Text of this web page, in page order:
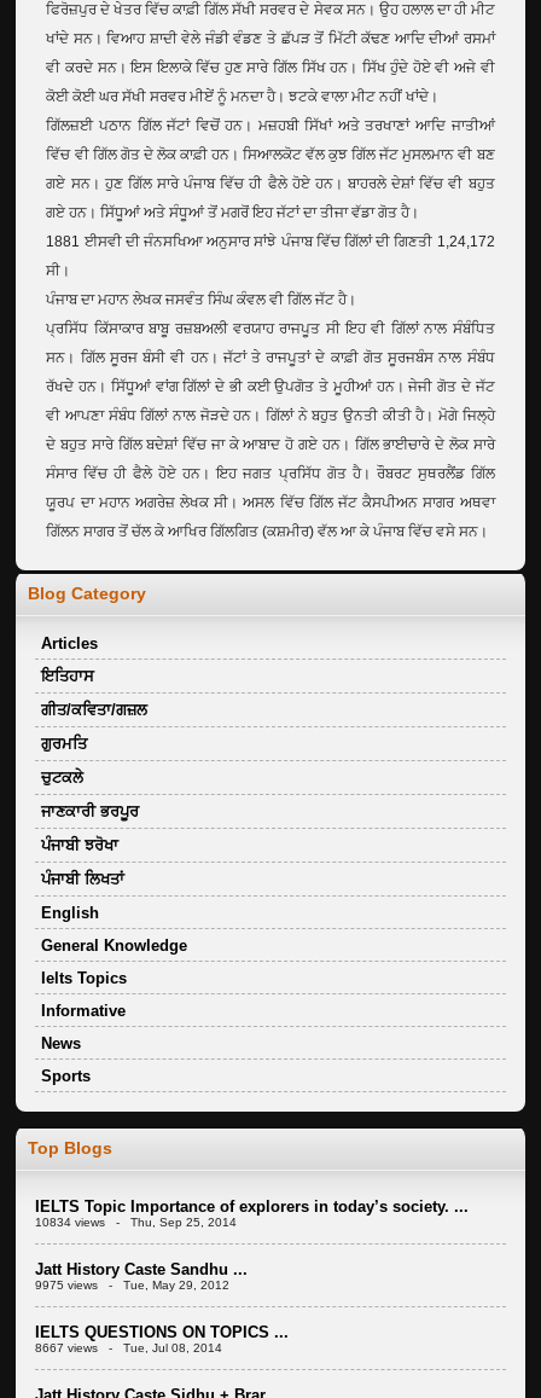
ਫਿਰੋਜ਼ਪੁਰ ਦੇ ਖੇਤਰ ਵਿੱਚ ਕਾਫ਼ੀ ਗਿੱਲ ਸੱਖੀ ਸਰਵਰ ਦੇ ਸੇਵਕ ਸਨ। ਉਹ ਹਲਾਲ ਦਾ ਹੀ ਮੀਟ
ਖਾਂਦੇ ਸਨ। ਵਿਆਹ ਸ਼ਾਦੀ ਵੇਲੇ ਜੰਡੀ ਵੰਡਣ ਤੇ ਛੱਪੜ ਤੋਂ ਮਿੱਟੀ ਕੱਢਣ ਆਦਿ ਦੀਆਂ ਰਸਮਾਂ
ਵੀ ਕਰਦੇ ਸਨ। ਇਸ ਇਲਾਕੇ ਵਿੱਚ ਹੁਣ ਸਾਰੇ ਗਿੱਲ ਸਿੱਖ ਹਨ। ਸਿੱਖ ਹੁੰਦੇ ਹੋਏ ਵੀ ਅਜੇ ਵੀ
ਕੋਈ ਕੋਈ ਘਰ ਸੱਖੀ ਸਰਵਰ ਮੀਏਂ ਨੂੰ ਮਨਦਾ ਹੈ। ਝਟਕੇ ਵਾਲਾ ਮੀਟ ਨਹੀਂ ਖਾਂਦੇ।
ਗਿੱਲਜ਼ਈ ਪਠਾਨ ਗਿੱਲ ਜੱਟਾਂ ਵਿਚੋਂ ਹਨ। ਮਜ਼ਹਬੀ ਸਿੱਖਾਂ ਅਤੇ ਤਰਖਾਣਾਂ ਆਦਿ ਜਾਤੀਆਂ
ਵਿੱਚ ਵੀ ਗਿੱਲ ਗੋਤ ਦੇ ਲੋਕ ਕਾਫ਼ੀ ਹਨ। ਸਿਆਲਕੋਟ ਵੱਲ ਕੁਝ ਗਿੱਲ ਜੱਟ ਮੁਸਲਮਾਨ ਵੀ ਬਣ
ਗਏ ਸਨ। ਹੁਣ ਗਿੱਲ ਸਾਰੇ ਪੰਜਾਬ ਵਿੱਚ ਹੀ ਫੈਲੇ ਹੋਏ ਹਨ। ਬਾਹਰਲੇ ਦੇਸ਼ਾਂ ਵਿੱਚ ਵੀ ਬਹੁਤ
ਗਏ ਹਨ। ਸਿੱਧੂਆਂ ਅਤੇ ਸੰਧੂਆਂ ਤੋਂ ਮਗਰੋਂ ਇਹ ਜੱਟਾਂ ਦਾ ਤੀਜਾ ਵੱਡਾ ਗੋਤ ਹੈ।
1881 ਈਸਵੀ ਦੀ ਜੰਨਸਖਿਆ ਅਨੁਸਾਰ ਸਾਂਝੇ ਪੰਜਾਬ ਵਿੱਚ ਗਿੱਲਾਂ ਦੀ ਗਿਣਤੀ 1,24,172
ਸੀ।
ਪੰਜਾਬ ਦਾ ਮਹਾਨ ਲੇਖਕ ਜਸਵੰਤ ਸਿੰਘ ਕੰਵਲ ਵੀ ਗਿੱਲ ਜੱਟ ਹੈ।
ਪ੍ਰਸਿੱਧ ਕਿੱਸਾਕਾਰ ਬਾਬੂ ਰਜ਼ਬਅਲੀ ਵਰਯਾਹ ਰਾਜਪੂਤ ਸੀ ਇਹ ਵੀ ਗਿੱਲਾਂ ਨਾਲ ਸੰਬੰਧਿਤ
ਸਨ। ਗਿੱਲ ਸੂਰਜ ਬੰਸੀ ਵੀ ਹਨ। ਜੱਟਾਂ ਤੇ ਰਾਜਪੂਤਾਂ ਦੇ ਕਾਫ਼ੀ ਗੋਤ ਸੂਰਜਬੰਸ ਨਾਲ ਸੰਬੰਧ
ਰੱਖਦੇ ਹਨ। ਸਿੱਧੂਆਂ ਵਾਂਗ ਗਿੱਲਾਂ ਦੇ ਭੀ ਕਈ ਉਪਗੋਤ ਤੇ ਮੂਹੀਆਂ ਹਨ। ਜੇਜੀ ਗੋਤ ਦੇ ਜੱਟ
ਵੀ ਆਪਣਾ ਸੰਬੰਧ ਗਿੱਲਾਂ ਨਾਲ ਜੋੜਦੇ ਹਨ। ਗਿੱਲਾਂ ਨੇ ਬਹੁਤ ਉਨਤੀ ਕੀਤੀ ਹੈ। ਮੋਗੇ ਜਿਲ੍ਹੇ
ਦੇ ਬਹੁਤ ਸਾਰੇ ਗਿੱਲ ਬਦੇਸ਼ਾਂ ਵਿੱਚ ਜਾ ਕੇ ਆਬਾਦ ਹੋ ਗਏ ਹਨ। ਗਿੱਲ ਭਾਈਚਾਰੇ ਦੇ ਲੋਕ ਸਾਰੇ
ਸੰਸਾਰ ਵਿੱਚ ਹੀ ਫੈਲੇ ਹੋਏ ਹਨ। ਇਹ ਜਗਤ ਪ੍ਰਸਿੱਧ ਗੋਤ ਹੈ। ਰੌਬਰਟ ਸੁਥਰਲੈਂਡ ਗਿੱਲ
ਯੂਰਪ ਦਾ ਮਹਾਨ ਅਗਰੇਜ਼ ਲੇਖਕ ਸੀ। ਅਸਲ ਵਿੱਚ ਗਿੱਲ ਜੱਟ ਕੈਸਪੀਅਨ ਸਾਗਰ ਅਥਵਾ
ਗਿੱਲਨ ਸਾਗਰ ਤੋਂ ਚੱਲ ਕੇ ਆਖਿਰ ਗਿੱਲਗਿਤ (ਕਸ਼ਮੀਰ) ਵੱਲ ਆ ਕੇ ਪੰਜਾਬ ਵਿੱਚ ਵਸੇ ਸਨ।
Blog Category
Articles
ਇਤਿਹਾਸ
ਗੀਤ/ਕਵਿਤਾ/ਗਜ਼ਲ
ਗੁਰਮਤਿ
ਚੁਟਕਲੇ
ਜਾਣਕਾਰੀ ਭਰਪੂਰ
ਪੰਜਾਬੀ ਝਰੋਖਾ
ਪੰਜਾਬੀ ਲਿਖਤਾਂ
English
General Knowledge
Ielts Topics
Informative
News
Sports
Top Blogs
IELTS Topic Importance of explorers in today’s society. ...
10834 views - Thu, Sep 25, 2014
Jatt History Caste Sandhu ...
9975 views - Tue, May 29, 2012
IELTS QUESTIONS ON TOPICS ...
8667 views - Tue, Jul 08, 2014